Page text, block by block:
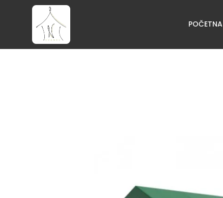
POČETNA